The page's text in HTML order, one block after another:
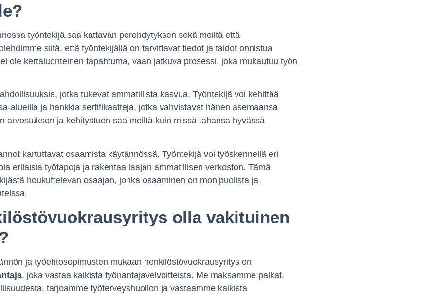
työntekijä saa kattavan perehdytyksen sekä meiltä että
siitä, että työntekijällä on tarvittavat tiedot ja taidot onnistua
ole kertaluonteinen tapahtuma, vaan jatkuva prosessi, joka mukautuu työn
jotka tukevat ammatillista kasvua. Työntekijä voi kehittää
alueilla ja hankkia sertifikaatteja, jotka vahvistavat hänen asemaansa
arvostuksen ja kehitystuen saa meiltä kuin missä tahansa hyvässä
kartuttavat osaamista käytännössä. Työntekijä voi työskennellä eri
erilaisia työtapoja ja rakentaa laajan ammatillisen verkoston. Tämä
houkuttelevan osaajan, jonka osaaminen on monipuolista ja
olla vakituinen
ja työehtosopimusten mukaan henkilöstövuokrausyritys on
, joka vastaa kaikista työnantajavelvoitteista. Me maksamme palkat,
tarjoamme työterveyshuollon ja vastaamme kaikista